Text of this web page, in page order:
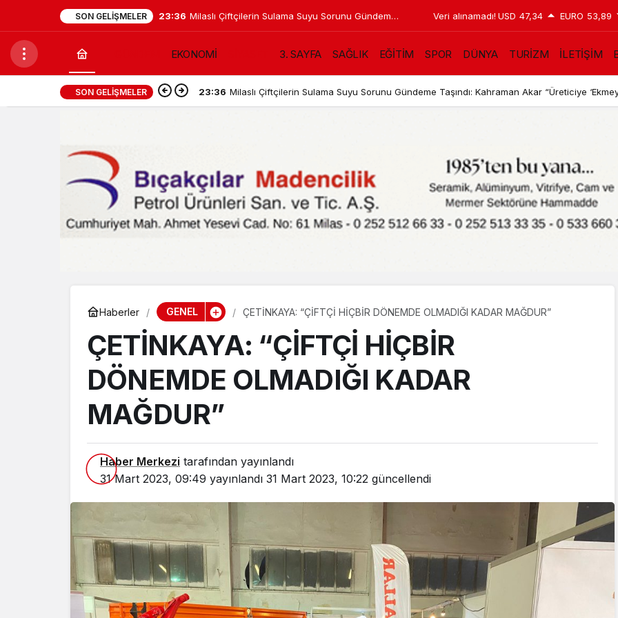
SON GELIŞMELER 23:36 Milaslı Çiftçilerin Sulama Suyu Sorunu Gündeme Veri alınamadı! USD 47,34 EURO 53,89
EKONOMİ 3. SAYFA SAĞLIK EĞİTİM SPOR DÜNYA TURİZM İLETİŞİM
SON GELIŞMELER 23:36 Milaslı Çiftçilerin Sulama Suyu Sorunu Gündeme Taşındı: Kahraman Akar “Üreticiye
Haberler GENEL ÇETİNKAYA: “ÇİFTÇİ HİÇBİR DÖNEMDE OLMADIĞI KADAR MAĞDUR”
ÇETİNKAYA: “ÇİFTÇİ HİÇBİR
DÖNEMDE OLMADIĞI KADAR
MAĞDUR”
Haber Merkezi tarafından yayınlandı
31 Mart 2023, 09:49 yayınlandı 31 Mart 2023, 10:22 güncellendi